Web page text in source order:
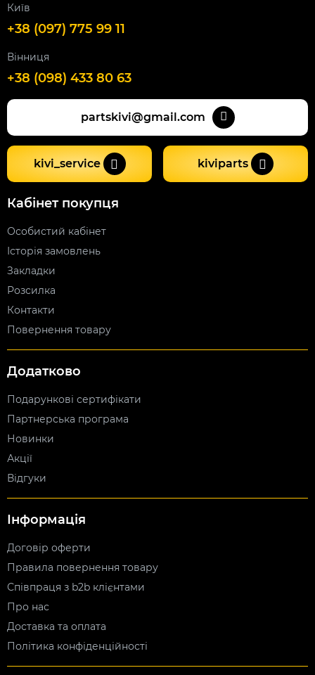
Київ
+38 (097) 775 99 11
Вінниця
+38 (098) 433 80 63
partskivi@gmail.com
kivi_service kiviparts
Кабінет покупця
Особистий кабінет
Історія замовлень
Закладки
Розсилка
Контакти
Повернення товару
Додатково
Подарункові сертифікати
Партнерська програма
Новинки
Акції
Відгуки
Інформація
Договір оферти
Правила повернення товару
Співпраця з b2b клієнтами
Про нас
Доставка та оплата
Політика конфіденційності